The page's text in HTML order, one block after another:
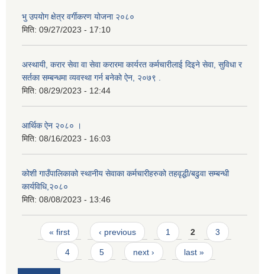
भु उपयोग क्षेत्र वर्गीकरण योजना २०८०
मिति: 09/27/2023 - 17:10
अस्थायी, करार सेवा वा सेवा करारमा कार्यरत कर्मचारीलाई दिइने सेवा, सुविधा र
सर्तका सम्बन्धमा व्यवस्था गर्न बनेको ऐन, २०७९ ‍.
मिति: 08/29/2023 - 12:44
आर्थिक ऐन २०८० ।
मिति: 08/16/2023 - 16:03
कोशी गाउँपालिकाको स्थानीय सेवाका कर्मचारीहरुको तहवृद्धी/बढुवा सम्बन्धी
कार्यविधि,२०८०
मिति: 08/08/2023 - 13:46
Pages
« first ‹ previous 1 2 3
4 5 next › last »